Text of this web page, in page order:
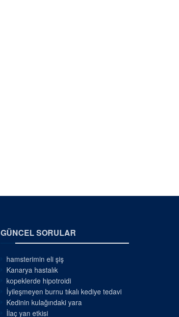
GÜNCEL SORULAR
hamsterimin eli şiş
Kanarya hastalık
kopeklerde hipotroidi
İyileşmeyen burnu tıkalı kediye tedavi
Kedinin kulağındaki yara
İlaç yan etkisi